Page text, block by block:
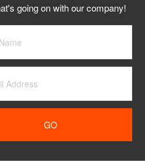
going on with our company!